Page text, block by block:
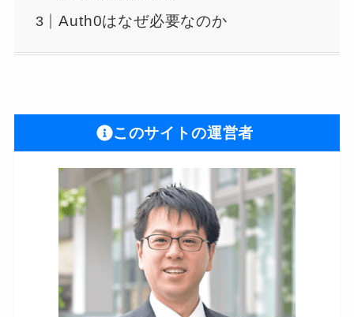
Auth0はなぜ必要なのか
このサイトの運営者